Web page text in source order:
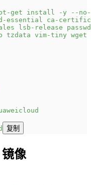
apt-get install -y --
essential ca-
lsb-release
tzdata vim-tiny wget
复制
像